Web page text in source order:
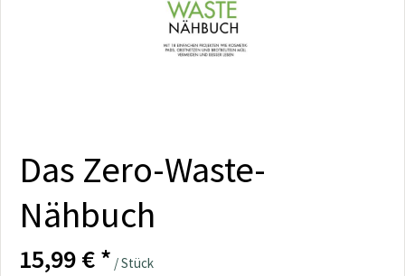
Das Zero-Waste-
Nähbuch
15,99 € * / Stück